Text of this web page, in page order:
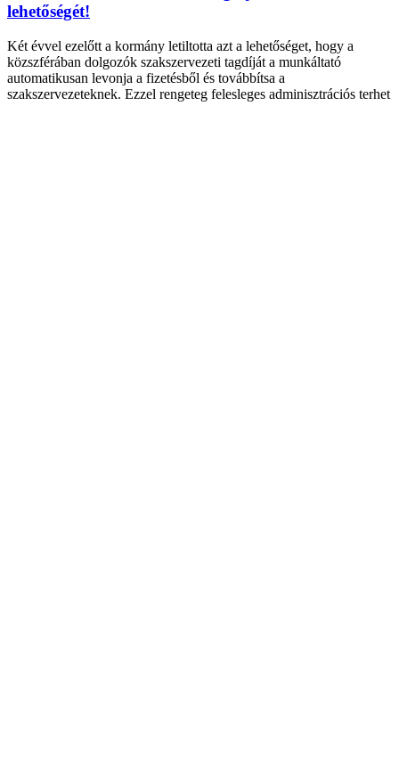
lehetőségét!
Két évvel ezelőtt a kormány letiltotta azt a lehetőséget, hogy a
közszférában dolgozók szakszervezeti tagdíját a munkáltató
automatikusan levonja a fizetésből és továbbítsa a
szakszervezeteknek. Ezzel rengeteg felesleges adminisztrációs terhet